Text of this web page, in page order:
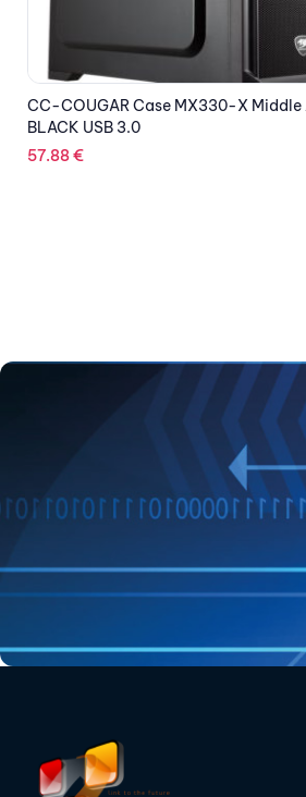
CC-COUGAR Case MX410 Mesh-G
Tempered Glass Middle ATX Black
RGB fans preinstalled)